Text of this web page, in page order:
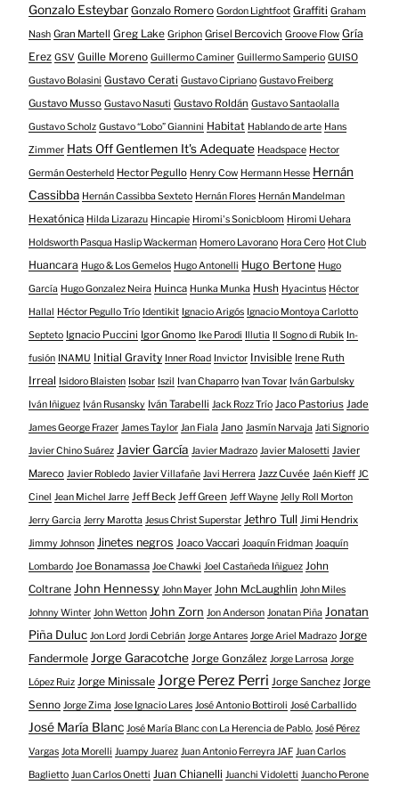
Gonzalo Esteybar Gonzalo Romero Gordon Lightfoot Graffiti Graham
Nash Gran Martell Greg Lake Griphon Grisel Bercovich Groove Flow Gría
Erez GSV Guille Moreno Guillermo Caminer Guillermo Samperio GUISO
Gustavo Bolasini Gustavo Cerati Gustavo Cipriano Gustavo Freiberg
Gustavo Musso Gustavo Nasuti Gustavo Roldán Gustavo Santaolalla
Gustavo Scholz Gustavo “Lobo” Giannini Habitat Hablando de arte Hans
Zimmer Hats Off Gentlemen It's Adequate Headspace Hector
Germán Oesterheld Hector Pegullo Henry Cow Hermann Hesse Hernán
Cassibba Hernán Cassibba Sexteto Hernán Flores Hernán Mandelman
Hexatónica Hilda Lizarazu Hincapie Hiromi's Sonicbloom Hiromi Uehara
Holdsworth Pasqua Haslip Wackerman Homero Lavorano Hora Cero Hot Club
Huancara Hugo & Los Gemelos Hugo Antonelli Hugo Bertone Hugo
García Hugo Gonzalez Neira Huinca Hunka Munka Hush Hyacintus Héctor
Hallal
Héctor Pegullo Trío Identikit Ignacio Arigós Ignacio Montoya Carlotto
Septeto Ignacio Puccini Igor Gnomo Ike Parodi Illutia Il Sogno di Rubik In-
fusión INAMU Initial Gravity Inner Road Invictor Invisible Irene Ruth
Irreal Isidoro Blaisten Isobar Iszil Ivan Chaparro Ivan Tovar Iván Garbulsky
Iván Iñiguez Iván Rusansky Iván Tarabelli Jack Rozz Trío Jaco Pastorius Jade
James George Frazer James Taylor Jan Fiala Jano Jasmín Narvaja Jati Signorio
Javier Chino Suárez Javier García Javier Madrazo Javier Malosetti Javier
Mareco Javier Robledo Javier Villafañe Javi Herrera Jazz Cuvée Jaén Kieff JC
Cinel Jean Michel Jarre Jeff Beck Jeff Green Jeff Wayne Jelly Roll Morton
Jerry Garcia Jerry Marotta Jesus Christ Superstar Jethro Tull Jimi Hendrix
Jimmy Johnson Jinetes negros Joaco Vaccari Joaquín Fridman Joaquín
Lombardo Joe Bonamassa Joe Chawki Joel Castañeda Iñiguez John
Coltrane John Hennessy John Mayer John McLaughlin John Miles
Johnny Winter John Wetton John Zorn Jon Anderson Jonatan Piña Jonatan
Piña Duluc Jon Lord Jordi Cebrián Jorge Antares Jorge Ariel Madrazo Jorge
Fandermole Jorge Garacotche Jorge González Jorge Larrosa Jorge
López Ruiz Jorge Minissale Jorge Perez Perri Jorge Sanchez Jorge
Senno Jorge Zima Jose Ignacio Lares José Antonio Bottiroli José Carballido
José María Blanc José María Blanc con La Herencia de Pablo. José Pérez
Vargas Jota Morelli Juampy Juarez Juan Antonio Ferreyra JAF Juan Carlos
Baglietto Juan Carlos Onetti Juan Chianelli Juanchi Vidoletti Juancho Perone